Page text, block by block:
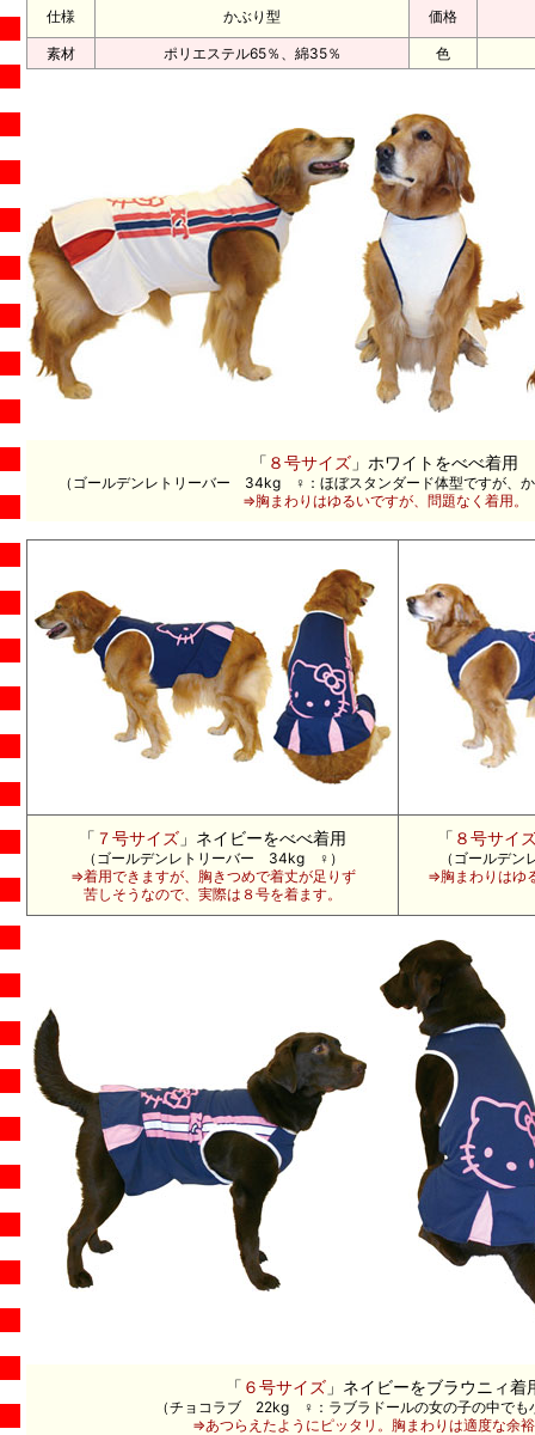
仕様 かぶり型 価格
素材 ポリエステル65％、綿35％ 色
「 ８号サイズ 」ホワイトをべべ着用
（ゴールデンレトリーバー 34kg ♀：ほぼスタンダード体型ですが、
⇒胸まわりはゆるいですが、問題なく着用。
「 ７号サイズ 」ネイビーをべべ着用
（ゴールデンレトリーバー 34kg ♀）
⇒着用できますが、胸きつめで着丈が足りず
苦しそうなので、実際は８号を着ます。
「 ８号サイ
（ゴールデ
⇒胸まわりはゆ
「 ６号サイズ 」ネイビーをブラウニィ着
（チョコラブ 22kg ♀：ラブラドールの女の子の中でも
⇒あつらえたようにピッタリ。胸まわりは適度な余